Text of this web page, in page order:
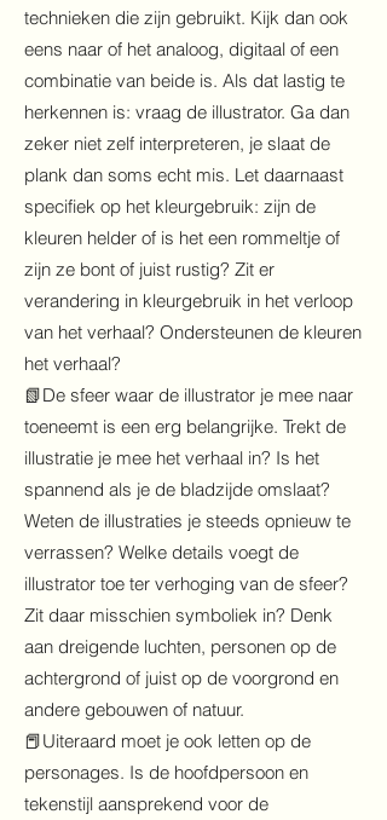
technieken die zijn gebruikt. Kijk dan ook
eens naar of het analoog, digitaal of een
combinatie van beide is. Als dat lastig te
herkennen is: vraag de illustrator. Ga dan
zeker niet zelf interpreteren, je slaat de
plank dan soms echt mis. Let daarnaast
specifiek op het kleurgebruik: zijn de
kleuren helder of is het een rommeltje of
zijn ze bont of juist rustig? Zit er
verandering in kleurgebruik in het verloop
van het verhaal? Ondersteunen de kleuren
het verhaal?
📗De sfeer waar de illustrator je mee naar
toeneemt is een erg belangrijke. Trekt de
illustratie je mee het verhaal in? Is het
spannend als je de bladzijde omslaat?
Weten de illustraties je steeds opnieuw te
verrassen? Welke details voegt de
illustrator toe ter verhoging van de sfeer?
Zit daar misschien symboliek in? Denk
aan dreigende luchten, personen op de
achtergrond of juist op de voorgrond en
andere gebouwen of natuur.
📕Uiteraard moet je ook letten op de
personages. Is de hoofdpersoon en
tekenstijl aansprekend voor de